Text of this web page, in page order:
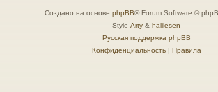
Создано на основе phpBB® Forum Software ©
Style Arty & halilesen
Русская поддержка phpBB
Конфиденциальность| Правила